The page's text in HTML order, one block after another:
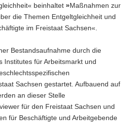
beinhaltet »Maßnahmen zur
die Themen Entgeltgleichheit und
im Freistaat Sachsen«.
Bestandsaufnahme durch die
Institutes für Arbeitsmarkt und
Sachsen gestartet. Aufbauend auf
an dieser Stelle
für den Freistaat Sachsen und
für Beschäftigte und Arbeitgebende